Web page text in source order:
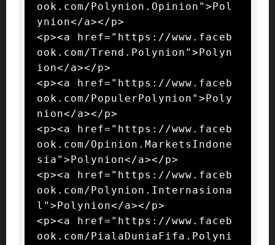
ook.com/Polynion.Opinion">Pol
ynion</a></p>
<p><a href="https://www.faceb
ook.com/Trend.Polynion">Polyn
ion</a></p>
<p><a href="https://www.faceb
ook.com/PopulerPolynion">Poly
nion</a></p>
<p><a href="https://www.faceb
ook.com/Opinion.MarketsIndone
sia">Polynion</a></p>
<p><a href="https://www.faceb
ook.com/Polynion.Internasiona
l">Polynion</a></p>
<p><a href="https://www.faceb
ook.com/PialaDuniaFifa.Polyni